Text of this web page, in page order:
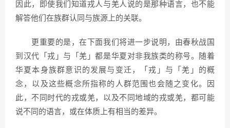
因此，即使我们知道戎人与羌人说的是那种语言，也不能
解答他们在族群认同与族源上的关联。
更重要的是，在下面我们将进一步说明，由春秋战国
到汉代「戎」与「羌」都是华夏对非我族类的称号。随着
华夏本身族群意识的发展与变迁，「戎」与「羌」的概
念，以及这些概念所指称的人群范围也会随之变化。因
此，不同时代的戎或羌，以及不同地域的戎或羌，都可能
说不同的语言，或在体质上有相当的差异。